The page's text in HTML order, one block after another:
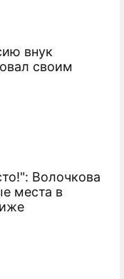
внук
своим
Волочкова
места в